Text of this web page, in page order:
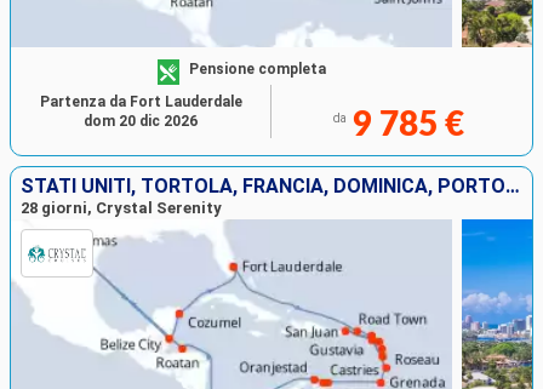
Pensione completa
da 9 785 €
Partenza da Fort Lauderdale
dom 20 dic 2026
STATI UNITI, TORTOLA, FRANCIA, DOMINICA, PORTORICO, ANTIGUA E BARBUDA, GUADALUPA, SANTA LUCIA, GRENADA, BONAIRE, ARUBA, COLOMBIA, PANAMA, COSTA RICA, HONDURAS, SAINT THOMAS, BELIZE, MESSICO
28 giorni, Crystal Serenity